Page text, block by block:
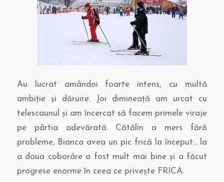
Au lucrat amândoi foarte intens, cu multă
ambiţie şi dăruire. Joi dimineaţă am urcat cu
telescaunul şi am încercat să facem primele viraje
pe pârtia adevărată. Cătălin a mers fără
probleme, Bianca avea un pic frică la început… la
a doua coborâre a fost mult mai bine şi a făcut
progrese enorme în ceea ce priveşte FRICA.